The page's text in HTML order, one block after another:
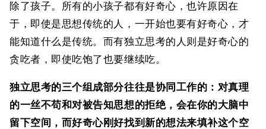
除了孩子。所有的小孩子都有好奇心，也许原因在
于，即使是思想传统的人，一开始也要有好奇心，才
能知道什么是传统。而有独立思考的人则是好奇心的
贪吃者，即使吃饱了也要继续吃。
独立思考的三个组成部分往往是协同工作的：对真理
的一丝不苟和对被告知思想的拒绝，会在你的大脑中
留下空间，而好奇心刚好找到新的想法来填补这个空